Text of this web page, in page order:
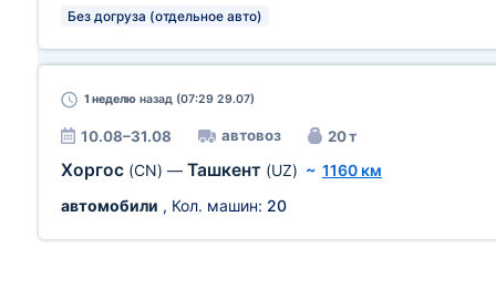
Без догруза (отдельное авто)
1 неделю назад (07:29 29.07)
10.08–31.08 автовоз 20 т
Хоргос (CN) — Ташкент (UZ) ~ 1160 км
автомобили , Кол. машин: 20